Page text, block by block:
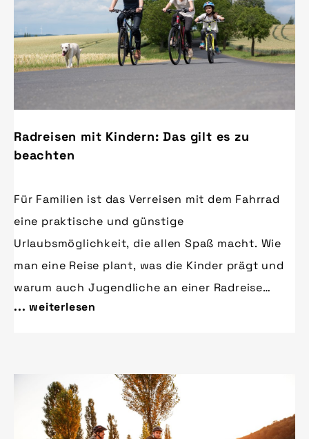
Radreisen mit Kindern: Das gilt es zu
beachten
Für Familien ist das Verreisen mit dem Fahrrad
eine praktische und günstige
Urlaubsmöglichkeit, die allen Spaß macht. Wie
man eine Reise plant, was die Kinder prägt und
warum auch Jugendliche an einer Radreise
Freude haben, hat der pressedienst-fahrrad mit
... weiterlesen